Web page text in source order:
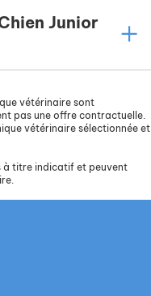
Junior
vétérinaire sont
pas une offre contractuelle.
vétérinaire sélectionnée et
à titre indicatif et peuvent